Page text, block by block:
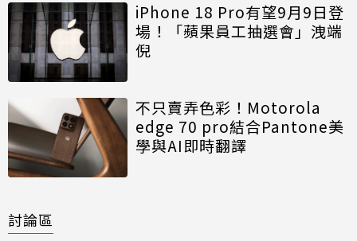
iPhone 18 Pro有望9月9日登
場！「蘋果員工抽選會」洩端
倪
不只賣弄色彩！Motorola
edge 70 pro結合Pantone美
學與AI即時翻譯
討論區